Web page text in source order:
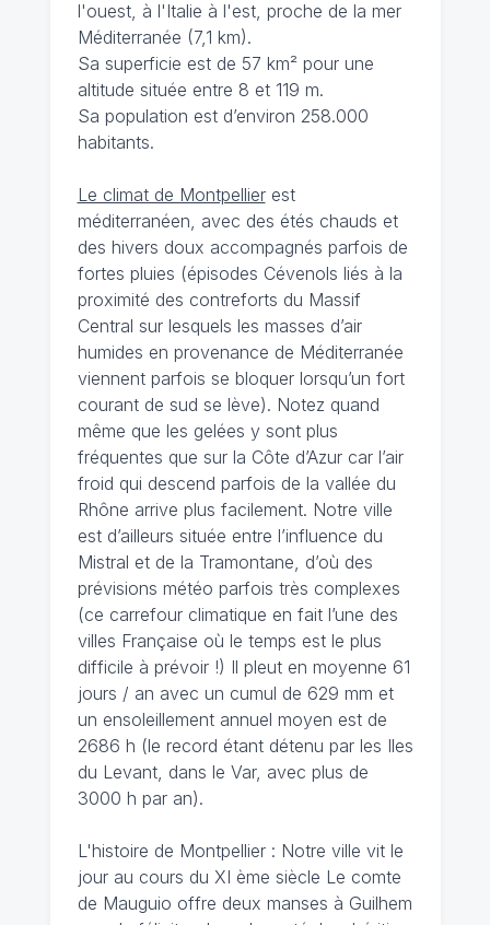
l'ouest, à l'Italie à l'est, proche de la mer
Méditerranée (7,1 km).
Sa superficie est de 57 km² pour une
altitude située entre 8 et 119 m.
Sa population est d’environ 258.000
habitants.
Le climat de Montpellierest
méditerranéen, avec des étés chauds et
des hivers doux accompagnés parfois de
fortes pluies (épisodes Cévenols liés à la
proximité des contreforts du Massif
Central sur lesquels les masses d’air
humides en provenance de Méditerranée
viennent parfois se bloquer lorsqu’un fort
courant de sud se lève). Notez quand
même que les gelées y sont plus
fréquentes que sur la Côte d’Azur car l’air
froid qui descend parfois de la vallée du
Rhône arrive plus facilement. Notre ville
est d’ailleurs située entre l’influence du
Mistral et de la Tramontane, d’où des
prévisions météo parfois très complexes
(ce carrefour climatique en fait l’une des
villes Française où le temps est le plus
difficile à prévoir !) Il pleut en moyenne 61
jours / an avec un cumul de 629 mm et
un ensoleillement annuel moyen est de
2686 h (le record étant détenu par les Iles
du Levant, dans le Var, avec plus de
3000 h par an).
L'histoire de Montpellier : Notre ville vit le
jour au cours du XI ème siècle Le comte
de Mauguio offre deux manses à Guilhem